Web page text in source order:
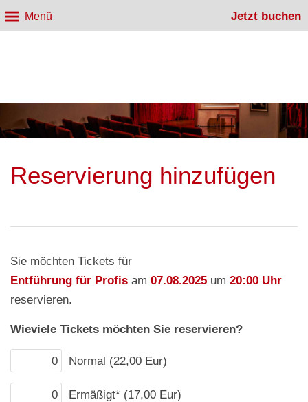
Menü Jetzt buchen
Reservierung hinzufügen
Sie möchten Tickets für
Entführung für Profis am 07.08.2025 um 20:00 Uhr
reservieren.
Wieviele Tickets möchten Sie reservieren?
Normal (22,00 Eur)
Ermäßigt* (17,00 Eur)